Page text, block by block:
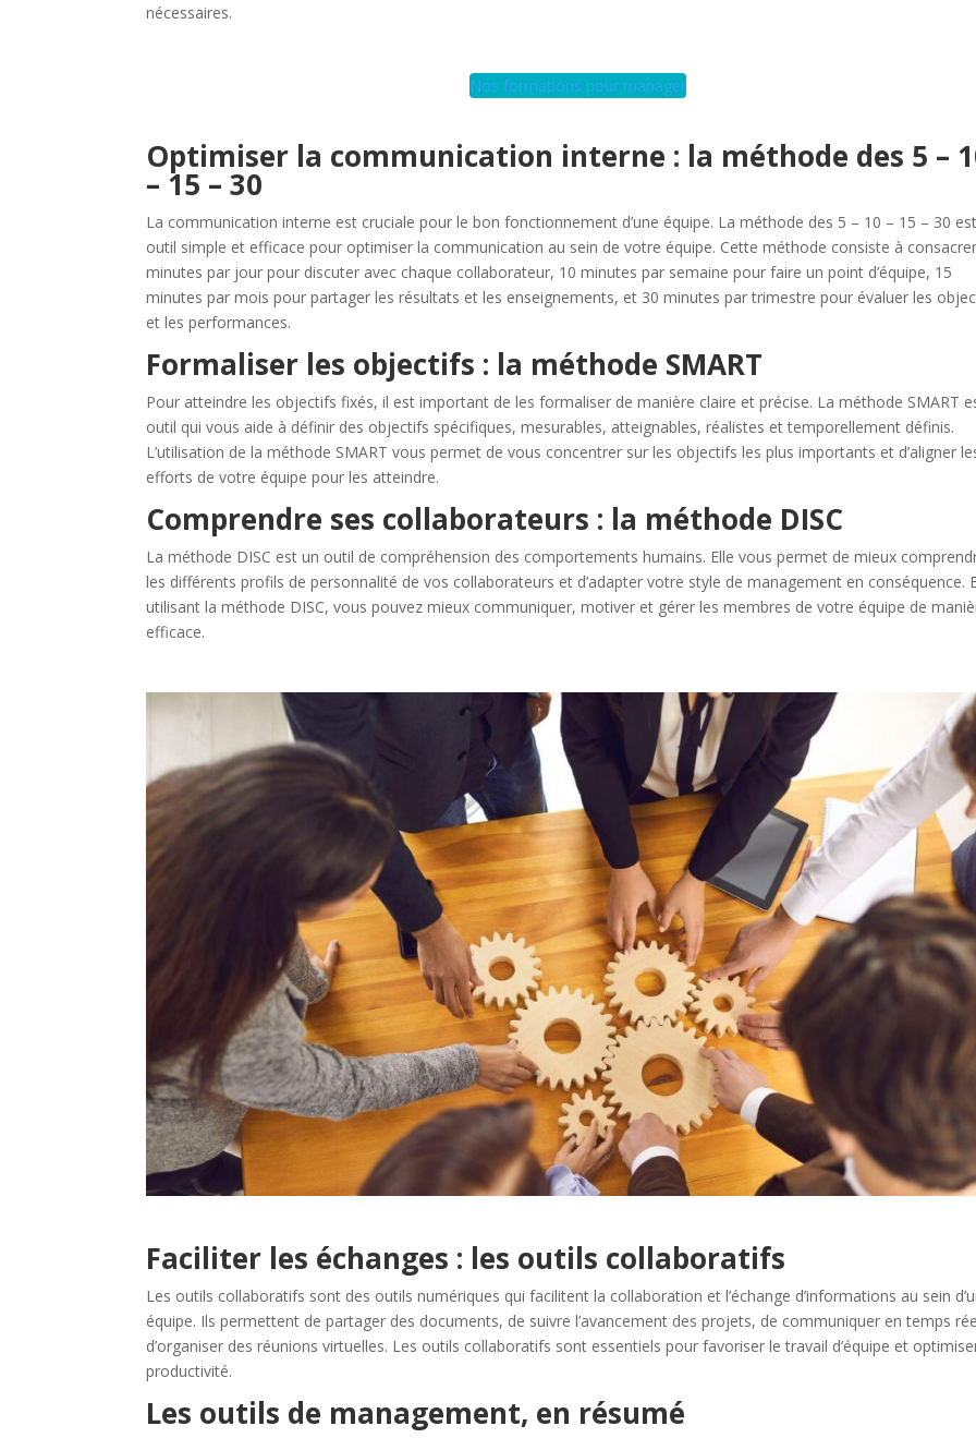
nécessaires.
Nos formations pour manager
Optimiser la communication interne : la méthode des 5 –
– 15 – 30
La communication interne est cruciale pour le bon fonctionnement d’une équipe. La méthode des 5 – 10 – 15 – 30
outil simple et efficace pour optimiser la communication au sein de votre équipe. Cette méthode consiste à
minutes par jour pour discuter avec chaque collaborateur, 10 minutes par semaine pour faire un point d’équipe, 15
minutes par mois pour partager les résultats et les enseignements, et 30 minutes par trimestre pour évaluer les
et les performances.
Formaliser les objectifs : la méthode SMART
Pour atteindre les objectifs fixés, il est important de les formaliser de manière claire et précise. La méthode SMART
outil qui vous aide à définir des objectifs spécifiques, mesurables, atteignables, réalistes et temporellement définis.
L’utilisation de la méthode SMART vous permet de vous concentrer sur les objectifs les plus importants et d’aligner
efforts de votre équipe pour les atteindre.
Comprendre ses collaborateurs : la méthode DISC
La méthode DISC est un outil de compréhension des comportements humains. Elle vous permet de mieux
les différents profils de personnalité de vos collaborateurs et d’adapter votre style de management en conséquence.
utilisant la méthode DISC, vous pouvez mieux communiquer, motiver et gérer les membres de votre équipe de
efficace.
Faciliter les échanges : les outils collaboratifs
Les outils collaboratifs sont des outils numériques qui facilitent la collaboration et l’échange d’informations au sein
équipe. Ils permettent de partager des documents, de suivre l’avancement des projets, de communiquer en temps
d’organiser des réunions virtuelles. Les outils collaboratifs sont essentiels pour favoriser le travail d’équipe et
productivité.
Les outils de management, en résumé